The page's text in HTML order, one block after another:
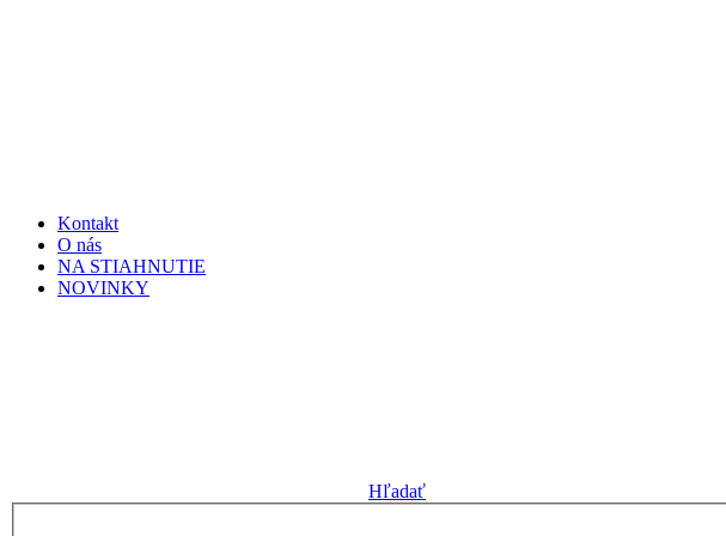
Kontakt
O nás
NA STIAHNUTIE
NOVINKY
Hľadať